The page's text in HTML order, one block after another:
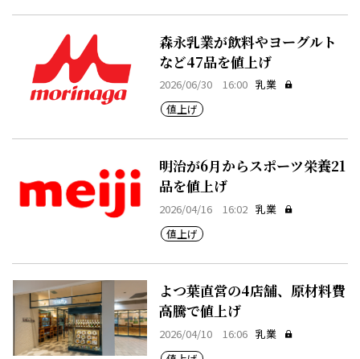
森永乳業が飲料やヨーグルト
など47品を値上げ
2026/06/30 16:00 乳業
値上げ
明治が6月からスポーツ栄養21
品を値上げ
2026/04/16 16:02 乳業
値上げ
よつ葉直営の4店舗、原材料費
高騰で値上げ
2026/04/10 16:06 乳業